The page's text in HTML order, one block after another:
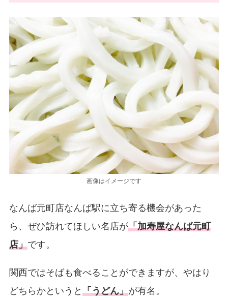
画像はイメージです
なんば元町店なんば駅に立ち寄る機会があった
ら、ぜひ訪れてほしい名店が「加寿屋なんば元町
店」です。
関西ではそばも食べることができますが、やはり
どちらかというと「うどん」が有名。